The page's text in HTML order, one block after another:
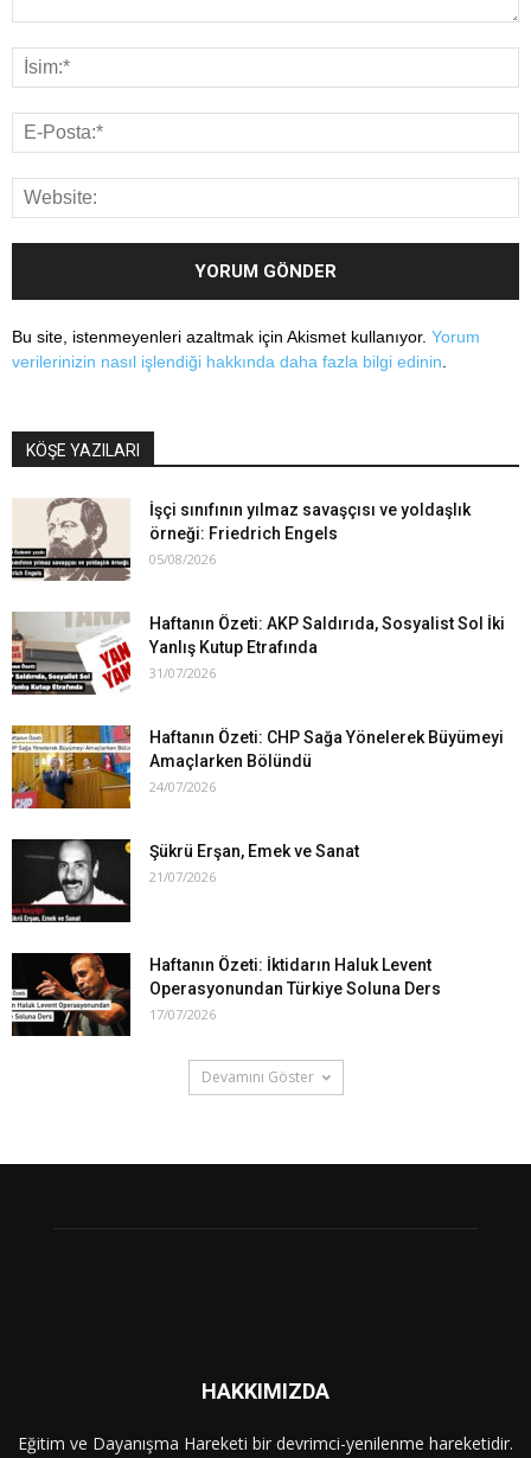
Bu site, istenmeyenleri azaltmak için Akismet kullanıyor. Yorum
verilerinizin nasıl işlendiği hakkında daha fazla bilgi edinin
KÖŞE YAZILARI
İşçi sınıfının yılmaz savaşçısı ve yoldaşlık
örneği: Friedrich Engels
05/08/2026
Haftanın Özeti: AKP Saldırıda, Sosyalist Sol İki
Yanlış Kutup Etrafında
31/07/2026
Haftanın Özeti: CHP Sağa Yönelerek Büyümeyi
Amaçlarken Bölündü
24/07/2026
Şükrü Erşan, Emek ve Sanat
21/07/2026
Haftanın Özeti: İktidarın Haluk Levent
Operasyonundan Türkiye Soluna Ders
17/07/2026
Devamını Göster
HAKKIMIZDA
Eğitim ve Dayanışma Hareketi bir devrimci-yenilenme hareketidir.